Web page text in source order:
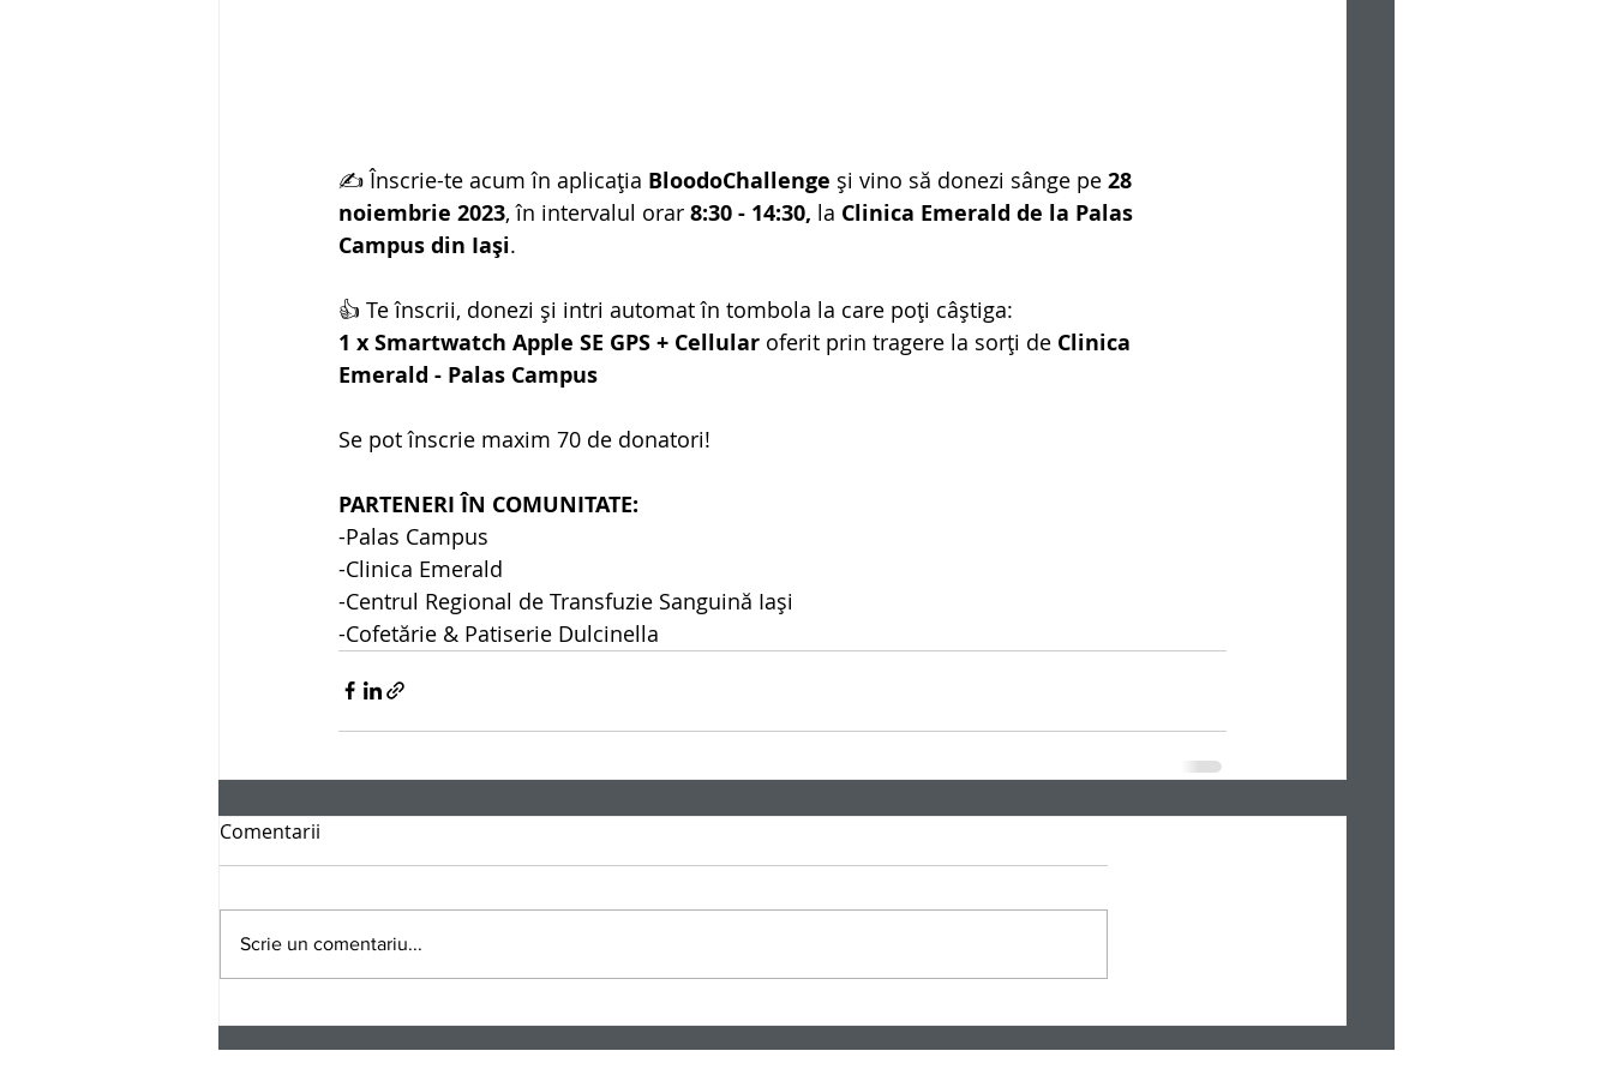
✍️ Înscrie-te acum în aplicația BloodoChallenge și vino să donezi sânge pe 28
noiembrie 2023, în intervalul orar 8:30 - 14:30, la Clinica Emerald de la Palas
Campus din Iași.
👍 Te înscrii, donezi și intri automat în tombola la care poți câștiga:
1 x Smartwatch Apple SE GPS + Cellular oferit prin tragere la sorți de Clinica
Emerald - Palas Campus
Se pot înscrie maxim 70 de donatori!
PARTENERI ÎN COMUNITATE:
-Palas Campus
-Clinica Emerald
-Centrul Regional de Transfuzie Sanguină Iași
-Cofetărie & Patiserie Dulcinella
Comentarii
Scrie un comentariu...